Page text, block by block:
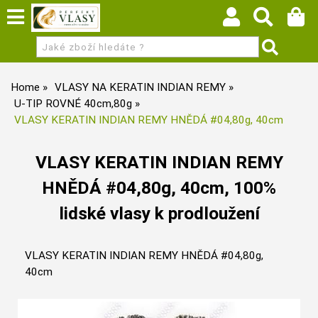
Home
VLASY NA KERATIN INDIAN REMY
U-TIP ROVNÉ 40cm,80g
VLASY KERATIN INDIAN REMY HNĚDÁ #04,80g, 40cm
VLASY KERATIN INDIAN REMY
HNĚDÁ #04,80g, 40cm, 100%
lidské vlasy k prodloužení
VLASY KERATIN INDIAN REMY HNĚDÁ #04,80g,
40cm